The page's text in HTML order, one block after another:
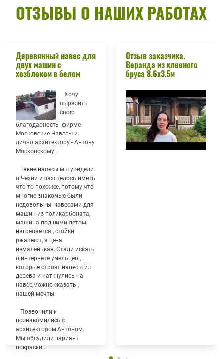
ОТЗЫВЫ О НАШИХ РАБОТАХ
Деревянный навес для
двух машин с
хозблоком в белом
Хочу
выразить
свою
благодарность фирме
Московские Навесы и
лично архитектору - Антону
Московскому .
Такие навесы мы увидели
в Чехии и захотелось иметь
что-то похожее, потому что
многие знакомые были
недовольны навесами для
машин из поликарбоната,
машина под ними летом
нагревается , стойки
ржавеют, а цена
немаленькая. Стали искать
в интернете умельцев ,
которые строят навесы из
дерева и наткнулись на
навес,можно сказать ,
нашей мечты.
Позвонили и
познакомились с
архитектором Антоном.
Мы обсудили вариант
покраски...
Отзыв заказчика.
Веранда из клееного
бруса 8.6х3.5м